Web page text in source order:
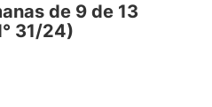
de 9 de 13
31/24)